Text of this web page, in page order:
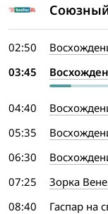
02:50
03:45
04:40
05:35
06:30
07:25
Зорка
08:40
Гаспар на